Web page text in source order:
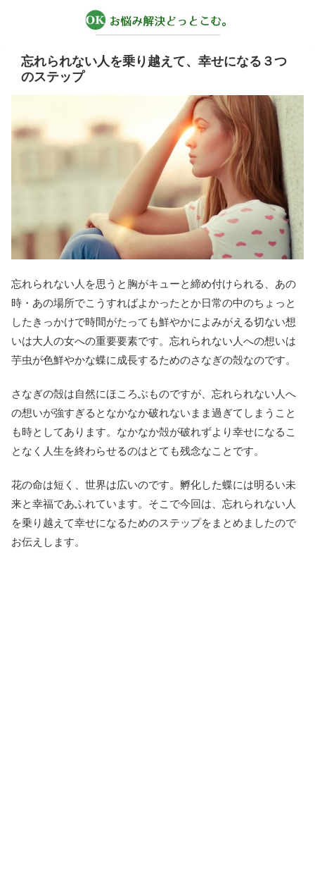
忘れられない人を乗り越えて、幸せになる３つ
のステップ
忘れられない人を思うと胸がキューと締め付けられる、あの
時・あの場所でこうすればよかったとか日常の中のちょっと
したきっかけで時間がたっても鮮やかによみがえる切ない想
いは大人の女への重要要素です。忘れられない人への想いは
芋虫が色鮮やかな蝶に成長するためのさなぎの殻なのです。
さなぎの殻は自然にほころぶものですが、忘れられない人へ
の想いが強すぎるとなかなか破れないまま過ぎてしまうこと
も時としてあります。なかなか殻が破れずより幸せになるこ
となく人生を終わらせるのはとても残念なことです。
花の命は短く、世界は広いのです。孵化した蝶には明るい未
来と幸福であふれています。そこで今回は、忘れられない人
を乗り越えて幸せになるためのステップをまとめましたので
お伝えします。